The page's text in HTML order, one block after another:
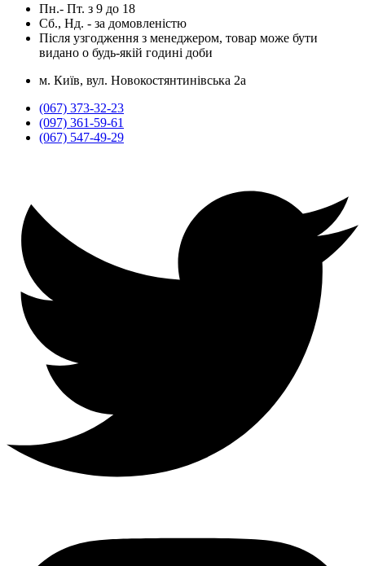
Пн.- Пт. з 9 до 18
Сб., Нд. - за домовленістю
Після узгодження з менеджером, товар може бути
видано о будь-якій годині доби
м. Київ, вул. Новокостянтинівська 2а
(067) 373-32-23
(097) 361-59-61
(067) 547-49-29